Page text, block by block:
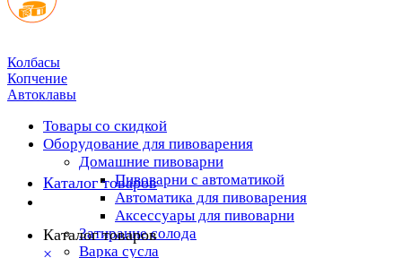
Колбасы
Копчение
Автоклавы
Товары со скидкой
Оборудование для пивоварения
Домашние пивоварни
Пивоварни с автоматикой
Автоматика для пивоварения
Аксессуары для пивоварни
Затирание солода
Варка сусла
Каталог товаров
Каталог товаров
×